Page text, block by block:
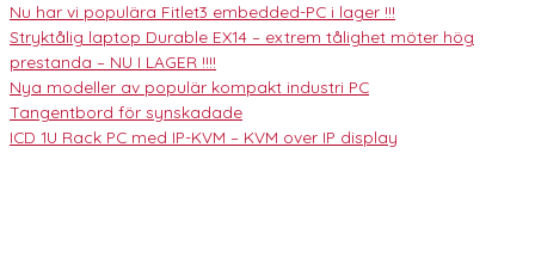
Nu har vi populära Fitlet3 embedded-PC i lager !!!
Stryktålig laptop Durable EX14 – extrem tålighet möter hög
prestanda – NU I LAGER !!!!
Nya modeller av populär kompakt industri PC
Tangentbord för synskadade
ICD 1U Rack PC med IP-KVM – KVM over IP display